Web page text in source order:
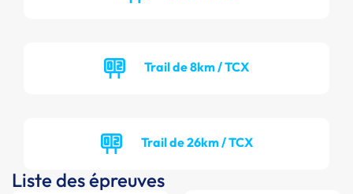
Trail de 8km / TCX
Trail de 26km / TCX
Liste des épreuves